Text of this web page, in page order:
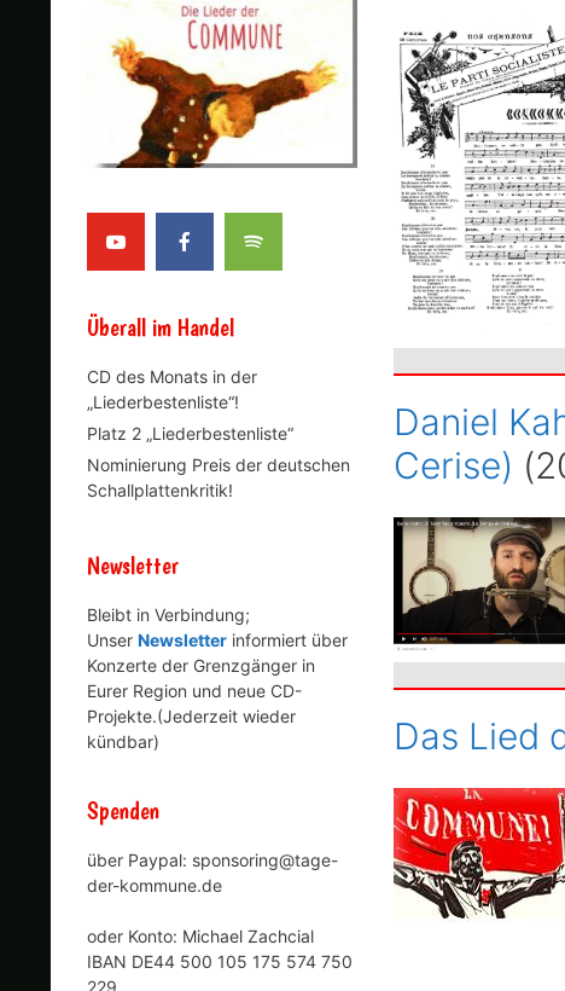
Daniel
Cerise)
Das Lied
Überall im Handel
CD des Monats in der
„Liederbestenliste“!
Platz 2 „Liederbestenliste“
Nominierung Preis der deutschen
Schallplattenkritik!
Newsletter
Bleibt in Verbindung;
Unser Newsletter informiert über
Konzerte der Grenzgänger in
Eurer Region und neue CD-
Projekte.(Jederzeit wieder
kündbar)
Spenden
über Paypal: sponsoring@tage-
der-kommune.de
oder Konto: Michael Zachcial
IBAN DE44 500 105 175 574 750